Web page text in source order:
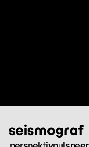
perspektivpulspeer